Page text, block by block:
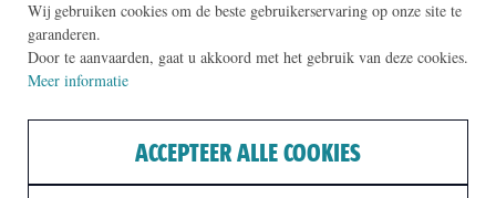
Wij gebruiken cookies om de beste gebruikerservaring op onze site te
garanderen.
Door te aanvaarden, gaat u akkoord met het gebruik van deze cookies.
Meer informatie
ACCEPTEER ALLE COOKIES
VERHAAL
De vleugelpiano van Pleyel